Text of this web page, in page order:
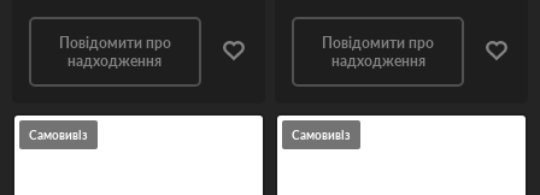
Повідомити про
надходження
Повідомити про
надходження
Самовивіз Самовивіз